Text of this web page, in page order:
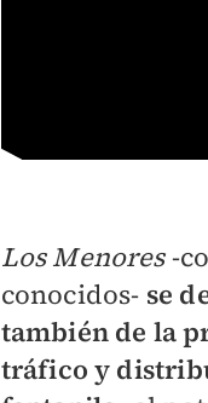
Los Menores-
conocidos- se
también de la
tráfico y